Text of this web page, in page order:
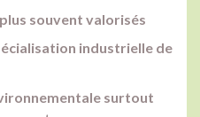
souvent valorisés
industrielle de
surtout